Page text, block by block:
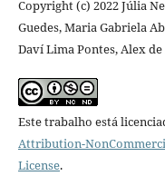
Copyright (c) 2022 Júlia
Guedes, Maria Gabriela
Daví Lima Pontes, Alex
Este trabalho está
Attribution-
License.